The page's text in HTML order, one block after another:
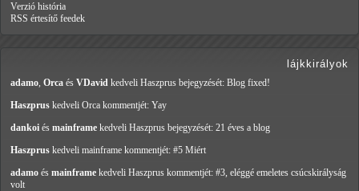
Verzió história
RSS értesítő feedek
lájkkirályok
adamo, Orca és VDavid kedveli Haszprus bejegyzését: Blog fixed!
Haszprus kedveli Orca kommentjét: Yay
dankoi és mainframe kedveli Haszprus bejegyzését: 21 éves a blog
Haszprus kedveli mainframe kommentjét: #5 Miért
adamo és mainframe kedveli Haszprus kommentjét: #3, eléggé emeletes csúcskirályság
volt